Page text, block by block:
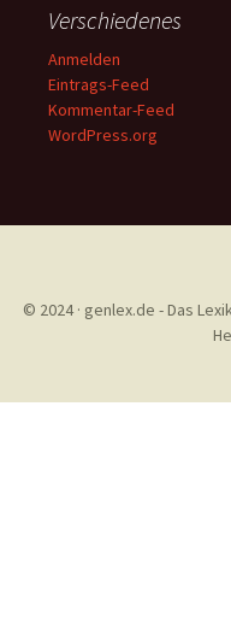
Verschiedenes
Anmelden
Eintrags-Feed
Kommentar-Feed
WordPress.org
© 2024 · genlex.de - Das